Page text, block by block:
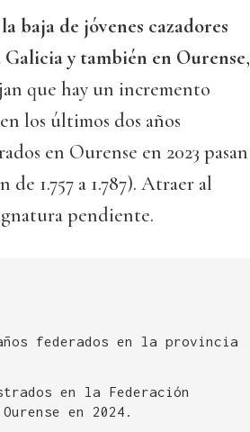
baja de jóvenes cazadores
y también en Ourense,
que hay un incremento
los últimos dos años
en Ourense en 2023 pasan
de 1.757 a 1.787). Atraer al
pendiente.
federados en la provincia
en la Federación
en 2024.